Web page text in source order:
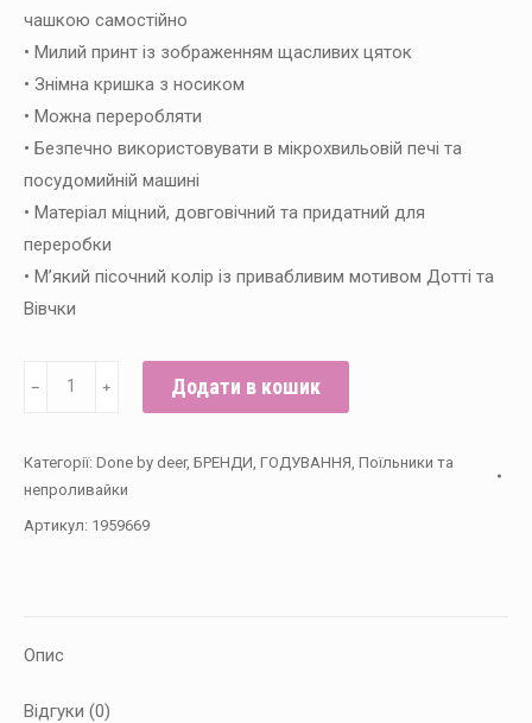
чашкою самостійно
• Милий принт із зображенням щасливих цяток
• Знімна кришка з носиком
• Можна переробляти
• Безпечно використовувати в мікрохвильовій печі та
посудомийній машині
• Матеріал міцний, довговічний та придатний для
переробки
• М’який пісочний колір із привабливим мотивом Дотті та
Вівчки
Чашка
Foodie
Tiny
farm,
﹣ ﹢ Додати в кошик
Категорії: Done by deer, БРЕНДИ ГОДУВАННЯ Поїльники та
непроливайки
Артикул: 1959669
Опис
Відгуки (0)